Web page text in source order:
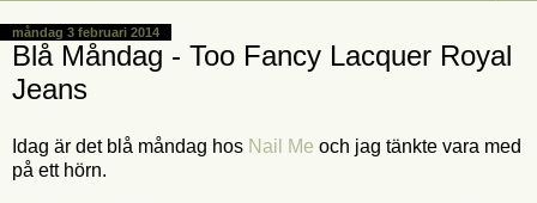
måndag 3 februari 2014
Blå Måndag - Too Fancy Lacquer Royal
Jeans
Idag är det blå måndag hos Nail Me och jag tänkte vara med
på ett hörn.